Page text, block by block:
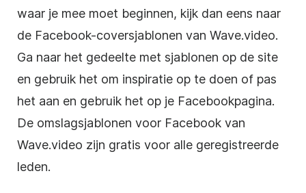
waar je mee moet beginnen, kijk dan eens naar
de Facebook-coversjablonen van Wave.video.
Ga naar het gedeelte met sjablonen op de site
en gebruik het om inspiratie op te doen of pas
het aan en gebruik het op je Facebookpagina.
De omslagsjablonen voor Facebook van
Wave.video zijn gratis voor alle geregistreerde
leden.